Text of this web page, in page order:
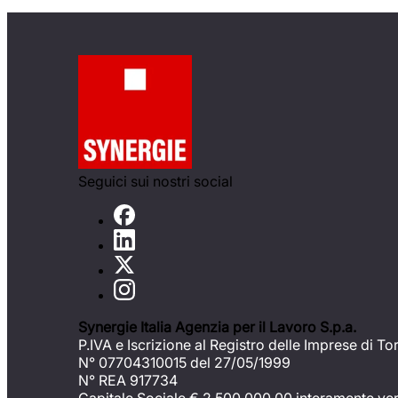
Seguici sui nostri social
Synergie Italia Agenzia per il Lavoro S.p.a.
P.IVA e Iscrizione al Registro delle Imprese di
N° 07704310015 del 27/05/1999
N° REA 917734